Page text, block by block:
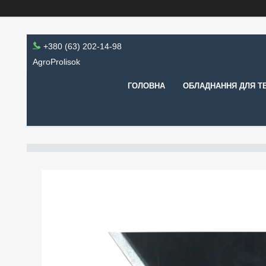
+380 (63) 202-14-98
AgroProlisok
ГОЛОВНА ОБЛАДНАННЯ ДЛЯ